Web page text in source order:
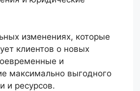
изменениях, которые
клиентов о новых
и
максимально выгодного
и ресурсов.